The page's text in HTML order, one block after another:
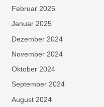
Februar 2025
Januar 2025
Dezember 2024
November 2024
Oktober 2024
September 2024
August 2024